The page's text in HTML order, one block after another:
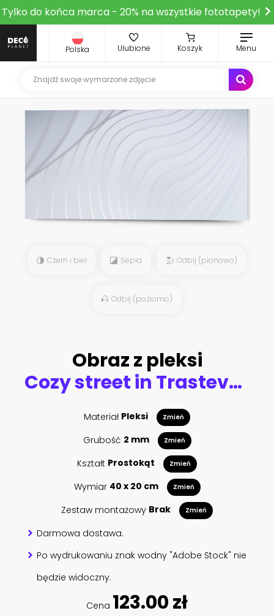
Tylko do końca marca - 20% na wszystkie fototapety!
Polska Ulubione Koszyk Menu
Czerń i biel Sepia Odbij (pionowo)
Odbij (poziomo)
Obraz z pleksi
Cozy street in Trastevere, Rome, Europe. Trastevere is a romantic district of Rome, along the Tiber in Rome. Turistic attraction of Rome.
Materiał Pleksi Zmień
Grubość 2 mm Zmień
Kształt Prostokąt Zmień
Wymiar 40 x 20 cm Zmień
Zestaw montażowy Brak Zmień
Darmowa dostawa.
Po wydrukowaniu znak wodny "Adobe Stock" nie
będzie widoczny.
Cena 123.00 zł